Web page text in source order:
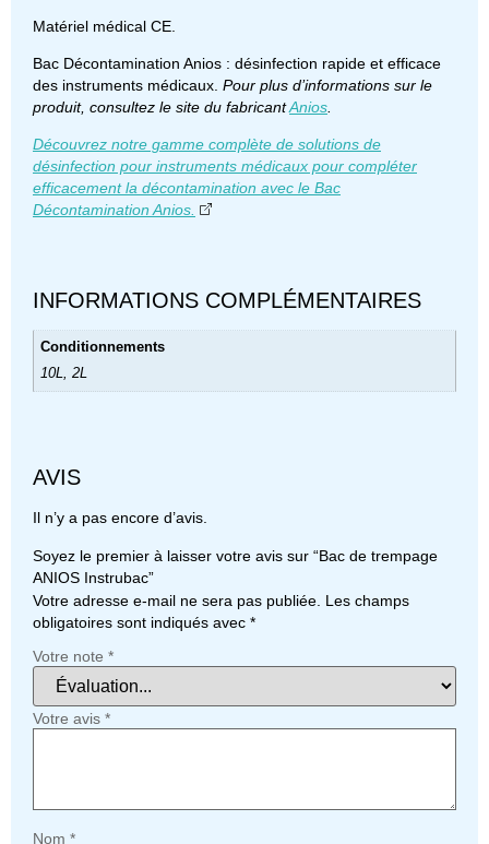
Matériel médical CE.
Bac Décontamination Anios : désinfection rapide et efficace
des instruments médicaux. Pour plus d’informations sur le
produit, consultez le site du fabricantAnios
Découvrez notre gamme complète de solutions de
désinfection pour instruments médicaux pour compléter
efficacement la décontamination avec le Bac
Décontamination Anios.
INFORMATIONS COMPLÉMENTAIRES
Conditionnements
10L, 2L
AVIS
Il n’y a pas encore d’avis.
Soyez le premier à laisser votre avis sur “Bac de trempage
ANIOS Instrubac”
Votre adresse e-mail ne sera pas publiée. Les champs
obligatoires sont indiqués avec *
Votre note *
Votre avis *
Nom *